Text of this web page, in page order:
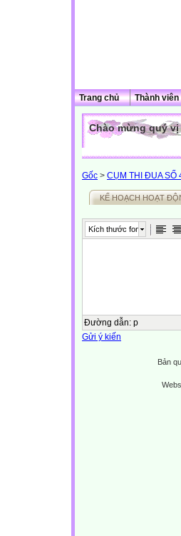
Trang chủ Thành viên
Chào mừng quý
Gốc > CỤM THI ĐUA SỐ
KẾ HOẠCH HOẠT
Kích thước font
Đường dẫn: p
Gửi ý kiến
Bản